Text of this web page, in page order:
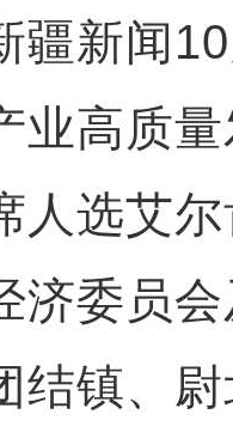
新闻10
业高质
人选艾
济委员
结镇、